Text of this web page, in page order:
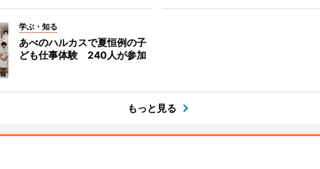
学ぶ・知る
あべのハルカスで夏恒例の子
ども仕事体験 240人が参加
もっと見る